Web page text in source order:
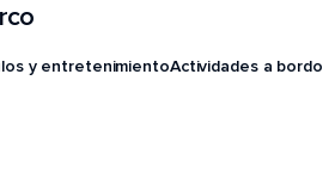
y entretenimientoActividades a bordo